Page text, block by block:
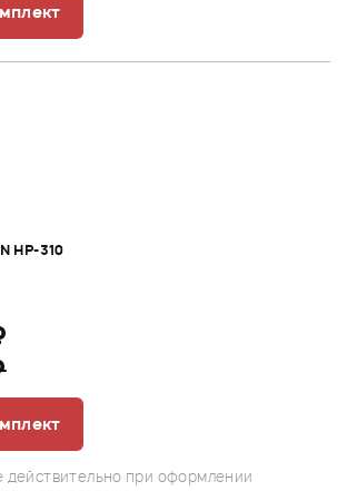
HP-310
при оформлении